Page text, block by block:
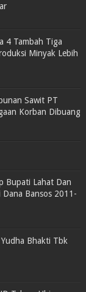
4 Tambah Tiga
Minyak Lebih
Sawit PT
Korban Dibuang
Bupati Lahat Dan
Bansos 2011-
Bhakti Tbk